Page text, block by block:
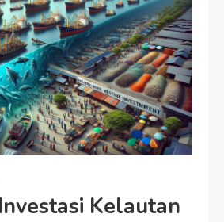
Statistik &
Event Besar
Kelautan